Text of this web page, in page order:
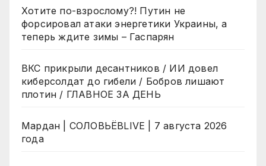
Хотите по-взрослому?! Путин не
форсировал атаки энергетики Украины, а
теперь ждите зимы – Гаспарян
ВКС прикрыли десантников / ИИ довел
киберсолдат до гибели / Бобров лишают
плотин / ГЛАВНОЕ ЗА ДЕНЬ
Мардан | СОЛОВЬЁВLIVE | 7 августа 2026
года